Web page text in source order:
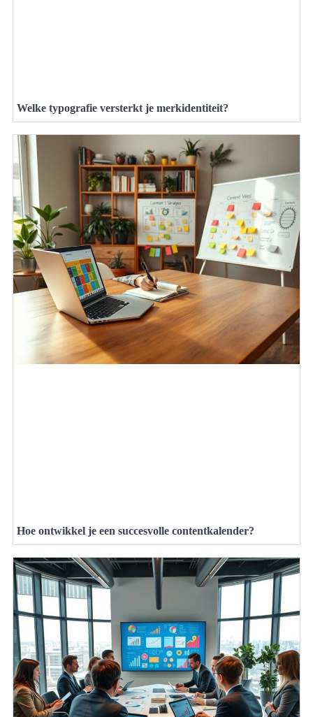
Welke typografie versterkt je merkidentiteit?
Hoe ontwikkel je een succesvolle contentkalender?